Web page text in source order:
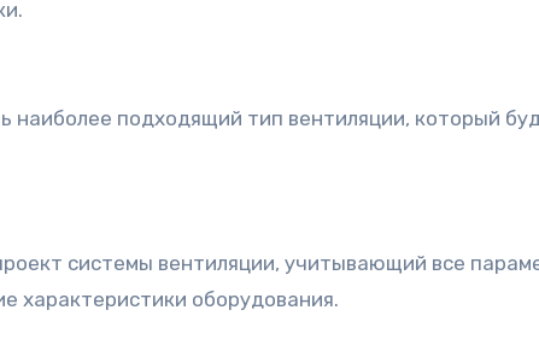
наиболее подходящий тип вентиляции, который
системы вентиляции, учитывающий все
характеристики оборудования.